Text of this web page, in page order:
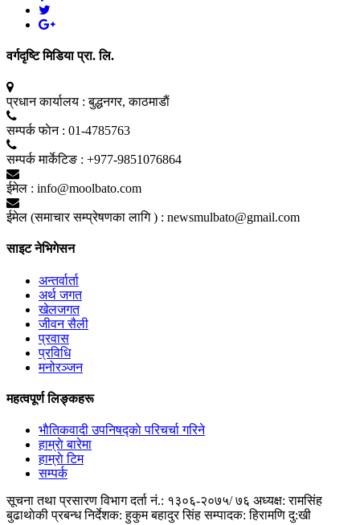
वर्गदृष्टि मिडिया प्रा. लि.
प्रधान कार्यालय : बुद्धनगर, काठमाडाैं
सम्पर्क फाेन : 01-4785763
सम्पर्क मार्केटिङ : +977-9851076864
ईमेल : info@moolbato.com
ईमेल (समाचार सम्प्रेषणका लागि ) : newsmulbato@gmail.com
साइट नेभिगेसन
अन्तर्वार्ता
अर्थ जगत
खेलजगत
जीवन सैली
प्रवास
प्रविधि
मनोरञ्जन
महत्वपूर्ण लिङ्कहरू
भाैतिकवादी उपनिषद्काे परिचर्चा गरिने
हाम्राे बारेमा
हाम्राे टिम
सम्पर्क
सूचना तथा प्रसारण विभाग दर्ता नं.: १३०६-२०७५/ ७६ अध्यक्ष: रामसिंह
बुढाथाेकी प्रबन्ध निर्देशक: हुकुम बहादुर सिंह सम्पादक: हिरामणि दु:खी